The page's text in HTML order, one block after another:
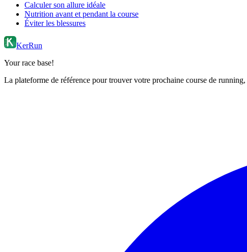
Calculer son allure idéale
Nutrition avant et pendant la course
Éviter les blessures
KerRun
Your race base!
La plateforme de référence pour trouver votre prochaine course de